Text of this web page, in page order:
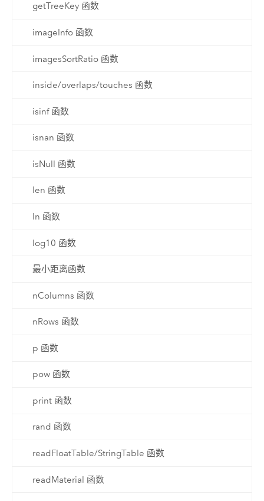
getTreeKey 函数
imageInfo 函数
imagesSortRatio 函数
inside/overlaps/touches 函数
isinf 函数
isnan 函数
isNull 函数
len 函数
ln 函数
log10 函数
最小距离函数
nColumns 函数
nRows 函数
p 函数
pow 函数
print 函数
rand 函数
readFloatTable/StringTable 函数
readMaterial 函数